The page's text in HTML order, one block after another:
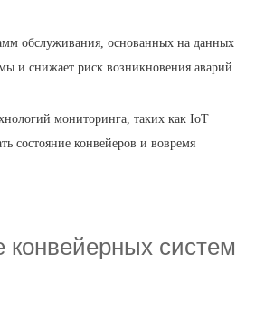
обслуживания, основанных на данных
и снижает риск возникновения аварий.
мониторинга, таких как IoT
состояние конвейеров и вовремя
систем